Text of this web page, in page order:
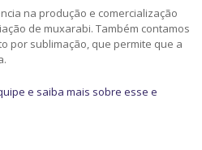
na produção e comercialização
de muxarabi. Também contamos
por sublimação, que permite que a
e saiba mais sobre esse e